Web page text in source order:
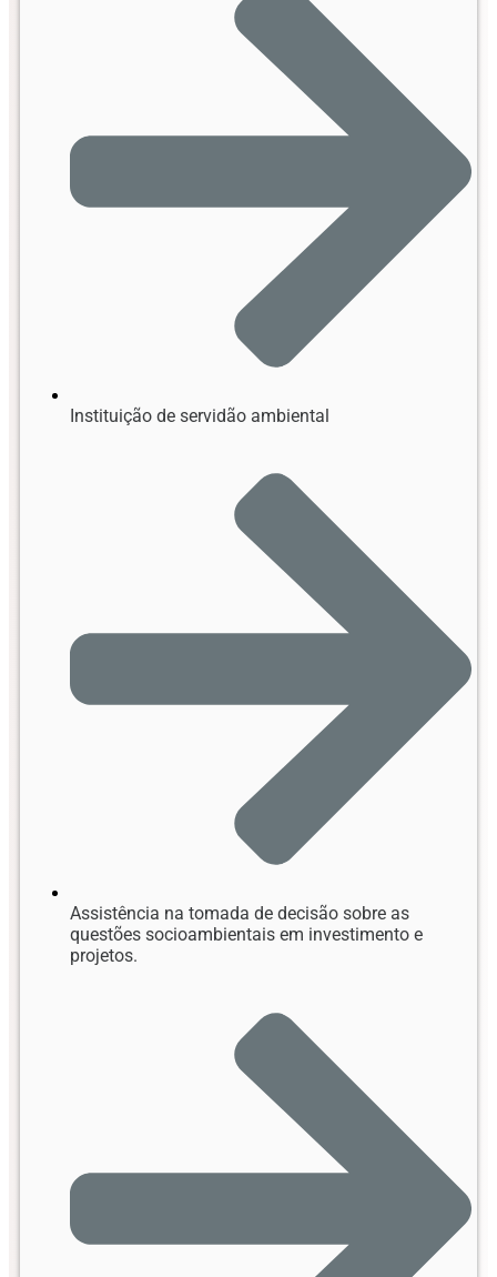
Instituição de servidão ambiental
Assistência na tomada de decisão sobre as
questões socioambientais em investimento e
projetos.